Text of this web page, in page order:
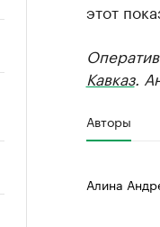
этот
Кавказ.
Авторы
Алина